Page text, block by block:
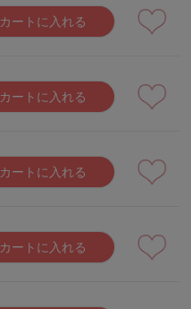
カートに入れる
カートに入れる
カートに入れる
カートに入れる